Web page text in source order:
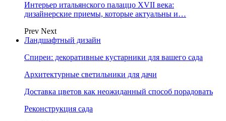
Интерьер итальянского палаццо XVII века:
дизайнерские приемы, которые актуальны и…
Prev Next
Ландшафтный дизайн
Спиреи: декоративные кустарники для вашего сада
Архитектурные светильники для дачи
Доставка цветов как неожиданный способ порадовать
Реконструкция сада